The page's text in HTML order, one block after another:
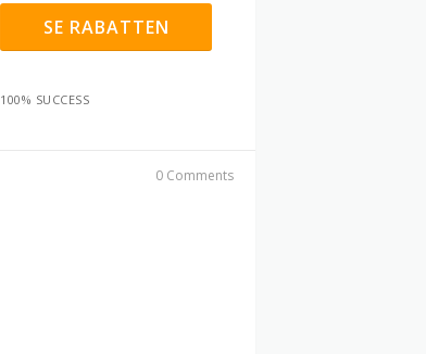
SE RABATTEN
100% SUCCESS
0 Comments